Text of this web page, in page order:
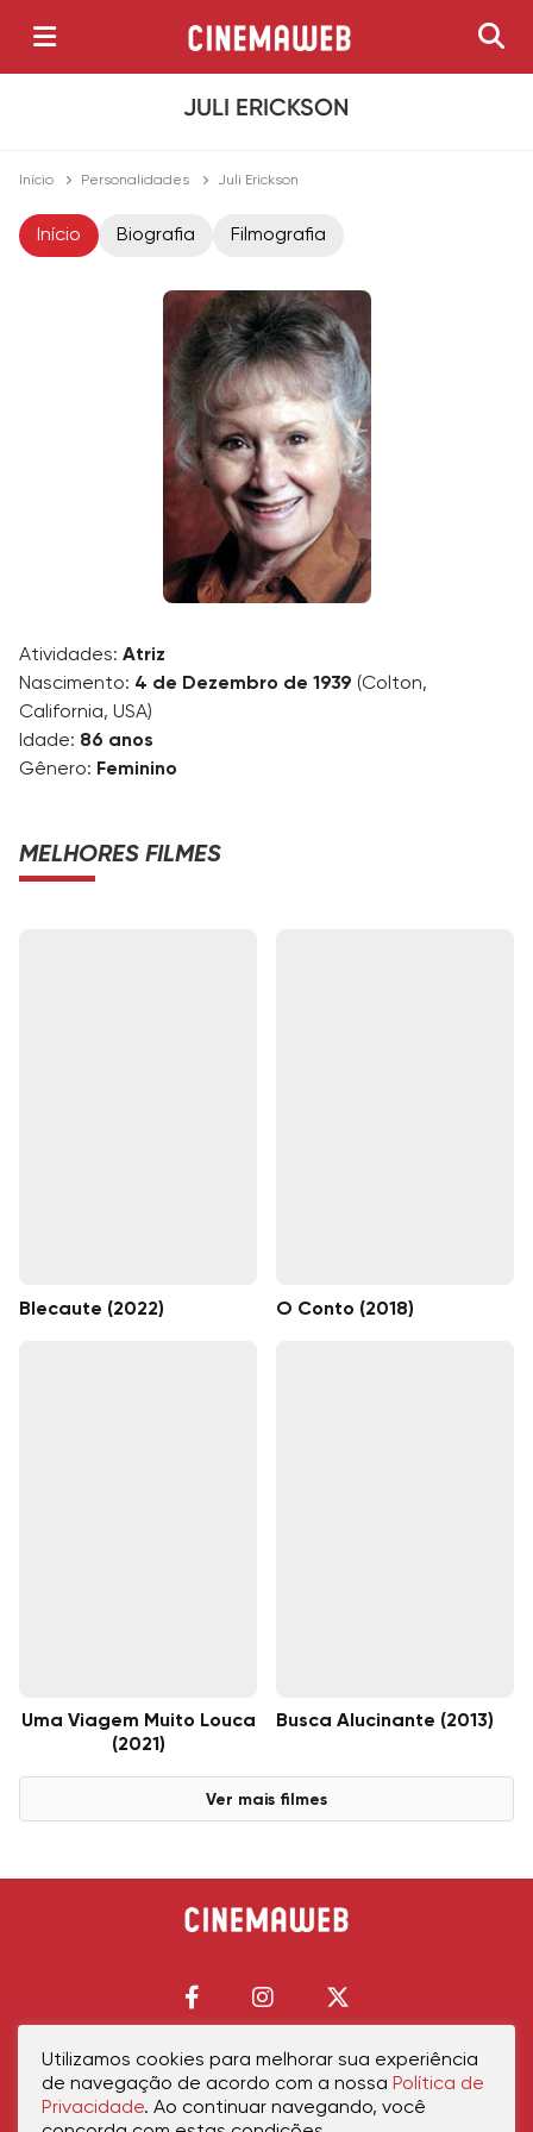
JULI ERICKSON
Início Personalidades Juli Erickson
Início Biografia Filmografia
Atividades: Atriz
Nascimento: 4 de Dezembro de 1939 (Colton,
California, USA)
Idade: 86 anos
Gênero: Feminino
MELHORES FILMES
Blecaute (2022) O Conto (2018)
Uma Viagem Muito Louca
(2021)
Busca Alucinante (2013)
Ver mais filmes
Início Política de PrivacidadePolítica de CookiesContatoSobre Nós
Utilizamos cookies para melhorar sua experiência
de navegação de acordo com a nossa Política de
Privacidade. Ao continuar navegando, você